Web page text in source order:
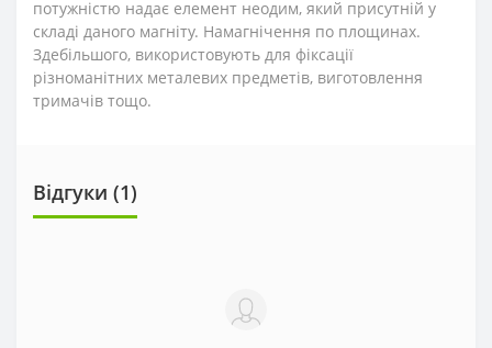
потужністю надає елемент неодим, який присутній у
складі даного магніту. Намагнічення по площинах.
Здебільшого, використовують для фіксації
різноманітних металевих предметів, виготовлення
тримачів тощо.
Відгуки (1)